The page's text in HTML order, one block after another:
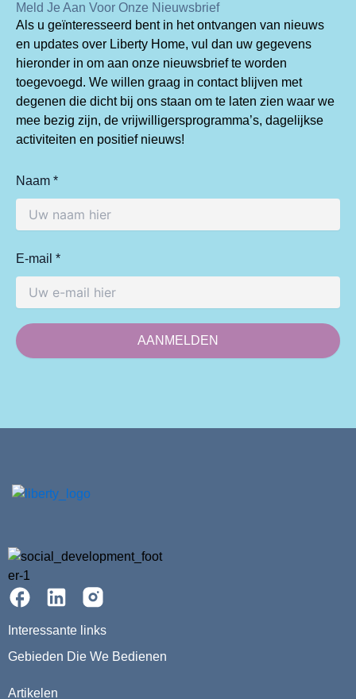
Meld Je Aan Voor Onze Nieuwsbrief
Als u geïnteresseerd bent in het ontvangen van nieuws
en updates over Liberty Home, vul dan uw gegevens
hieronder in om aan onze nieuwsbrief te worden
toegevoegd. We willen graag in contact blijven met
degenen die dicht bij ons staan om te laten zien waar we
mee bezig zijn, de vrijwilligersprogramma’s, dagelijkse
activiteiten en positief nieuws!
Naam *
E-mail *
Interessante links
Gebieden Die We Bedienen
Artikelen